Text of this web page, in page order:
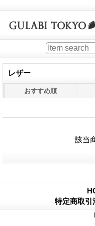
レザー
おすすめ順
該当
特定商取引